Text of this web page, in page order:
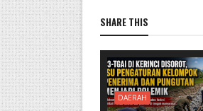
SHARE THIS
DAERAH